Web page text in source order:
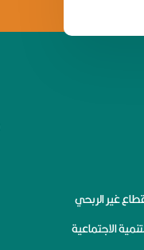
غير الربحي
الاجتماعية